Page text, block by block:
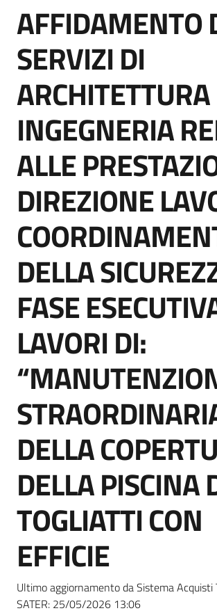
acquisto
Supporto
Piattaforme
telematiche
English
site
Seguici
su
Salta al contenuto
AFFIDAMENTO
SERVIZI DI
INGEGNERIA
ALLE
DIREZIONE
DELLA
FASE
LAVORI DI:
DELLA
DELLA PISCINA
TOGLIATTI CON
EFFICIE
Ultimo aggiornamento da Sistema Acquisti
SATER: 25/05/2026 13:06